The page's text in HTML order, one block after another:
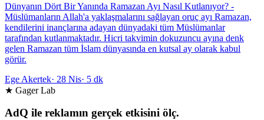
Dünyanın Dört Bir Yanında Ramazan Ayı Nasıl Kutlanıyor? -
Müslümanların Allah'a yaklaşmalarını sağlayan oruç ayı Ramazan,
kendilerini inançlarına adayan dünyadaki tüm Müslümanlar
tarafından kutlanmaktadır. Hicri takvimin dokuzuncu ayına denk
gelen Ramazan tüm İslam dünyasında en kutsal ay olarak kabul
görür.
Ege Akertek· 28 Nis· 5 dk
★ Gager Lab
AdQ ile reklamın gerçek etkisini ölç.